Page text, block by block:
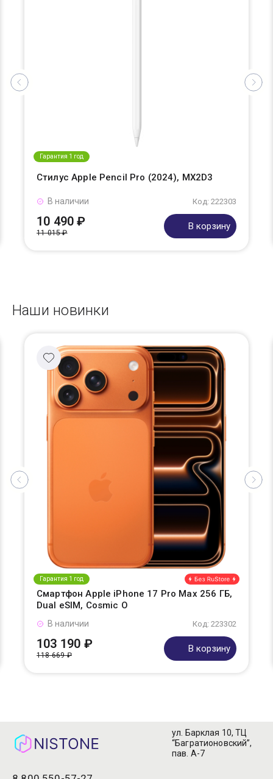
Гарантия 1 год
Стилус Apple Pencil Pro (2024), MX2D3
Код: 222303
В наличии
10 490 ₽
11 015 ₽
В корзину
Наши новинки
Гарантия 1 год
Смартфон Apple iPhone 17 Pro Max 256 ГБ,
Dual eSIM, Cosmic O
Код: 223302
В наличии
103 190 ₽
118 669 ₽
В корзину
ул. Барклая 10, ТЦ
“Багратионовский”,
пав. А-7